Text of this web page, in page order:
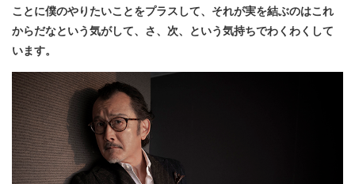
ことに僕のやりたいことをプラスして、それが実を結ぶのはこれ
からだなという気がして、さ、次、という気持ちでわくわくして
います。